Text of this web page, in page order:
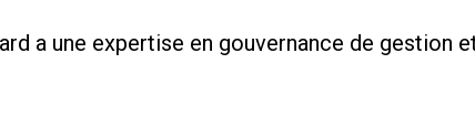
a une expertise en gouvernance de gestion